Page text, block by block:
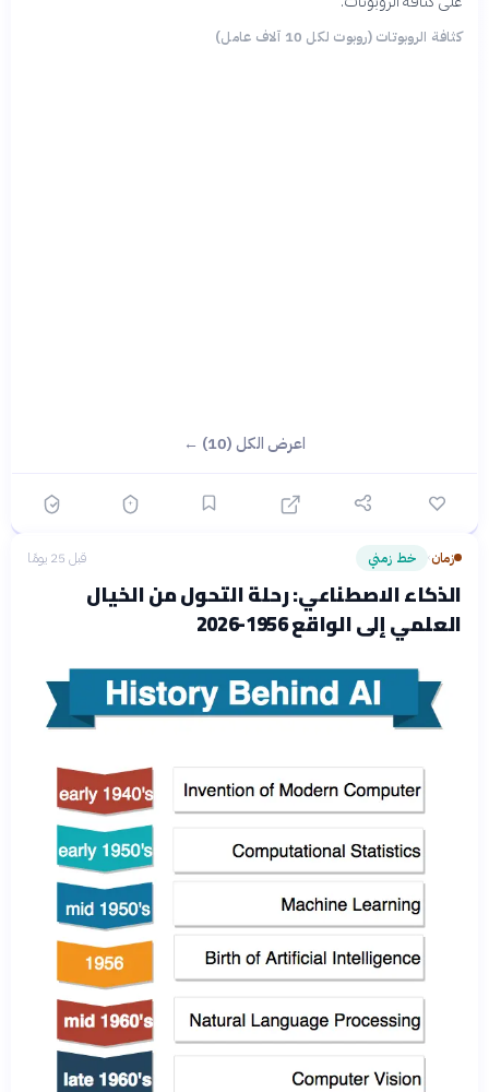
كثافة الروبوتات (روبوت لكل 10 آلاف عامل)
اعرض الكل (10) ←
زمان› خط زمني قبل 25 يومًا
الذكاء الاصطناعي: رحلة التحول من الخيال
العلمي إلى الواقع 1956-2026